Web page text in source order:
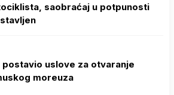
saobraćaj u potpunosti
postavio uslove za otvaranje
moreuza